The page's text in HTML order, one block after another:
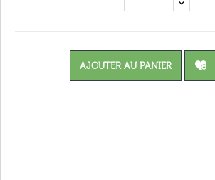
AJOUTER AU PANIER